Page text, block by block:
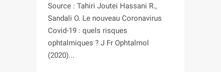
Source : Tahiri Joutei Hassani R.,
Sandali O. Le nouveau Coronavirus
Covid-19 : quels risques
ophtalmiques ? J Fr Ophtalmol
(2020)...